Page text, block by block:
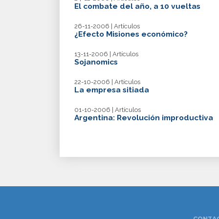
El combate del año, a 10 vueltas
26-11-2006 | Artículos
¿Efecto Misiones económico?
13-11-2006 | Artículos
Sojanomics
22-10-2006 | Artículos
La empresa sitiada
01-10-2006 | Artículos
Argentina: Revolución improductiva